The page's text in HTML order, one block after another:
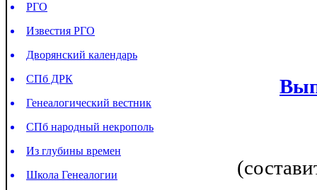
РГО
Известия РГО
Дворянский календарь
СПб ДРК
Генеалогический вестник
СПб народный некрополь
Из глубины времен
Школа Генеалогии